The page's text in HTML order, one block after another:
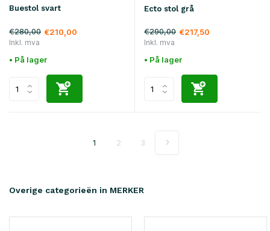
Buestol svart
€280,00 €210,00
Inkl. mva
• På lager
Ecto stol grå
€290,00 €217,50
Inkl. mva
• På lager
1 2 3
Overige categorieën in MERKER